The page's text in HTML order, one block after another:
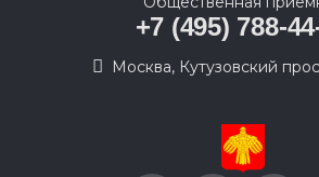
+7 (495) 788-
Москва, Кутузовский